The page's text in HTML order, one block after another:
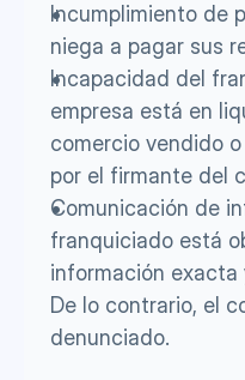
Incumplimiento de
niega a pagar sus
Incapacidad del
empresa está en
comercio vendido
por el firmante del
Comunicación de
franquiciado está
información exacta
De lo contrario, el
denunciado.